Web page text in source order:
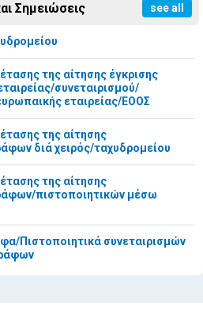
Σημειώσεις see all
της αίτησης έγκρισης
συνεταιρισμού/
εταιρείας/ΕΟΟΣ
της αίτησης
διά χειρός/ταχυδρομείου
της αίτησης
πιστοποιητικών μέσω
Πιστοποιητικά συνεταιρισμών